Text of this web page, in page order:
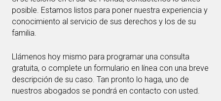
posible. Estamos listos para poner nuestra experiencia y
conocimiento al servicio de sus derechos y los de su
familia.
Llámenos hoy mismo para programar una consulta
gratuita, o complete un formulario en línea con una breve
descripción de su caso. Tan pronto lo haga, uno de
nuestros abogados se pondrá en contacto con usted.